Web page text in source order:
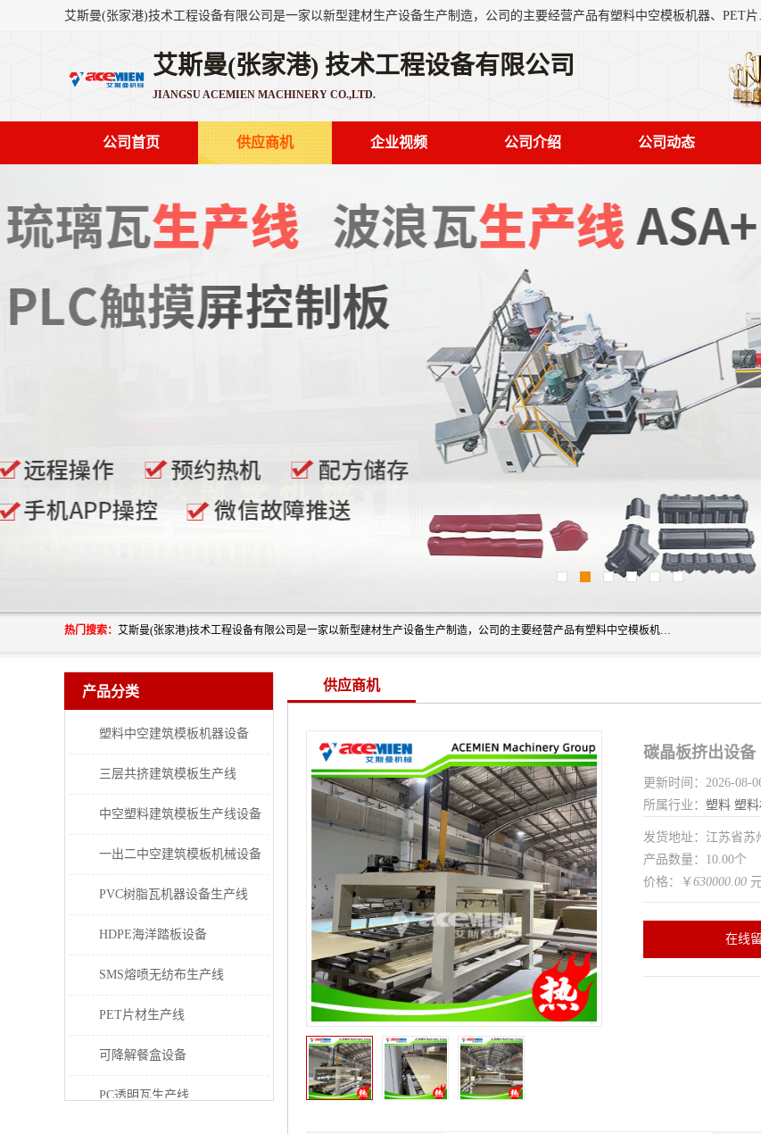
艾斯曼(张家港)技术工程设备有
艾斯曼(张家港) 技术工程设备有限公司
JIANGSU ACEMIEN MACHINERY CO.,LTD.
公司首页 供应商机 企业视频 公司介绍 公司动态
热门搜索： 艾斯曼(张家港)技术工程设备有限公司是一家以新型建材生产设备生产制造，公司的主要经营产品有塑料中空模板机器、PET片材设备、可降解餐盒设备、树脂瓦设备、管材生产线、琉璃瓦设备等，艾斯曼机械在国内及国外享有较高盛誉拥有众多长期合作的老客户。
产品分类
塑料中空建筑模板机器设备
三层共挤建筑模板生产线
中空塑料建筑模板生产线设备
一出二中空建筑模板机械设备
PVC树脂瓦机器设备生产线
HDPE海洋踏板设备
SMS熔喷无纺布生产线
PET片材生产线
可降解餐盒设备
PC透明瓦生产线
供应商机
碳晶板挤出设备
更新时间：2026-08-
所属行业： 塑料 塑
发货地址：江苏省苏
产品数量：10.00个
价格：￥ 630000.00
在线